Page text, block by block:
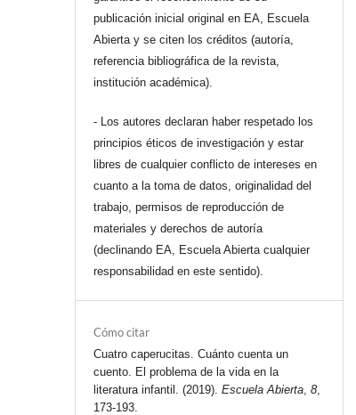
publicación inicial original en EA, Escuela
Abierta y se citen los créditos (autoría,
referencia bibliográfica de la revista,
institución académica).
- Los autores declaran haber respetado los
principios éticos de investigación y estar
libres de cualquier conflicto de intereses en
cuanto a la toma de datos, originalidad del
trabajo, permisos de reproducción de
materiales y derechos de autoría
(declinando EA, Escuela Abierta cualquier
responsabilidad en este sentido).
Cómo citar
Cuatro caperucitas. Cuánto cuenta un
cuento. El problema de la vida en la
literatura infantil. (2019).Escuela Abierta ,8
173-193.